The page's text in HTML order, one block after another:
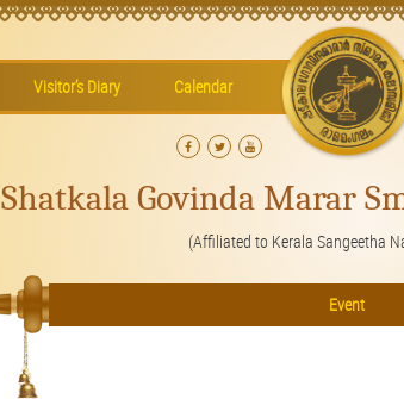
Visitor’s Diary Calendar
Shatkala Govinda Marar
(Affiliated to Kerala Sangeetha
Event